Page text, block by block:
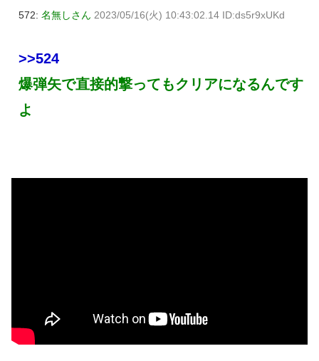
572: 名無しさん 2023/05/16(火) 10:43:02.14 ID:ds5r9xUKd
>>524
爆弾矢で直接的撃ってもクリアになるんです
よ